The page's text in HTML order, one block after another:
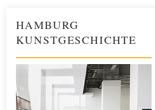
HAMBURG
KUNSTGESCHICHTE